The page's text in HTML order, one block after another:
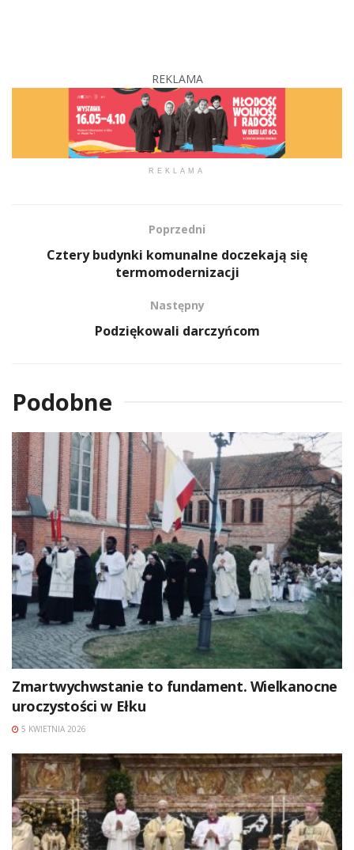
REKLAMA
REKLAMA
Poprzedni
Cztery budynki komunalne doczekają się
termomodernizacji
Następny
Podziękowali darczyńcom
Podobne
Zmartwychwstanie to fundament. Wielkanocne
uroczystości w Ełku
5 KWIETNIA 2026